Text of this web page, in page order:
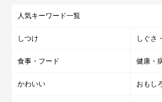
人気キーワード一覧
しつけ しぐさ
食事・フード 健康・
かわいい おもし